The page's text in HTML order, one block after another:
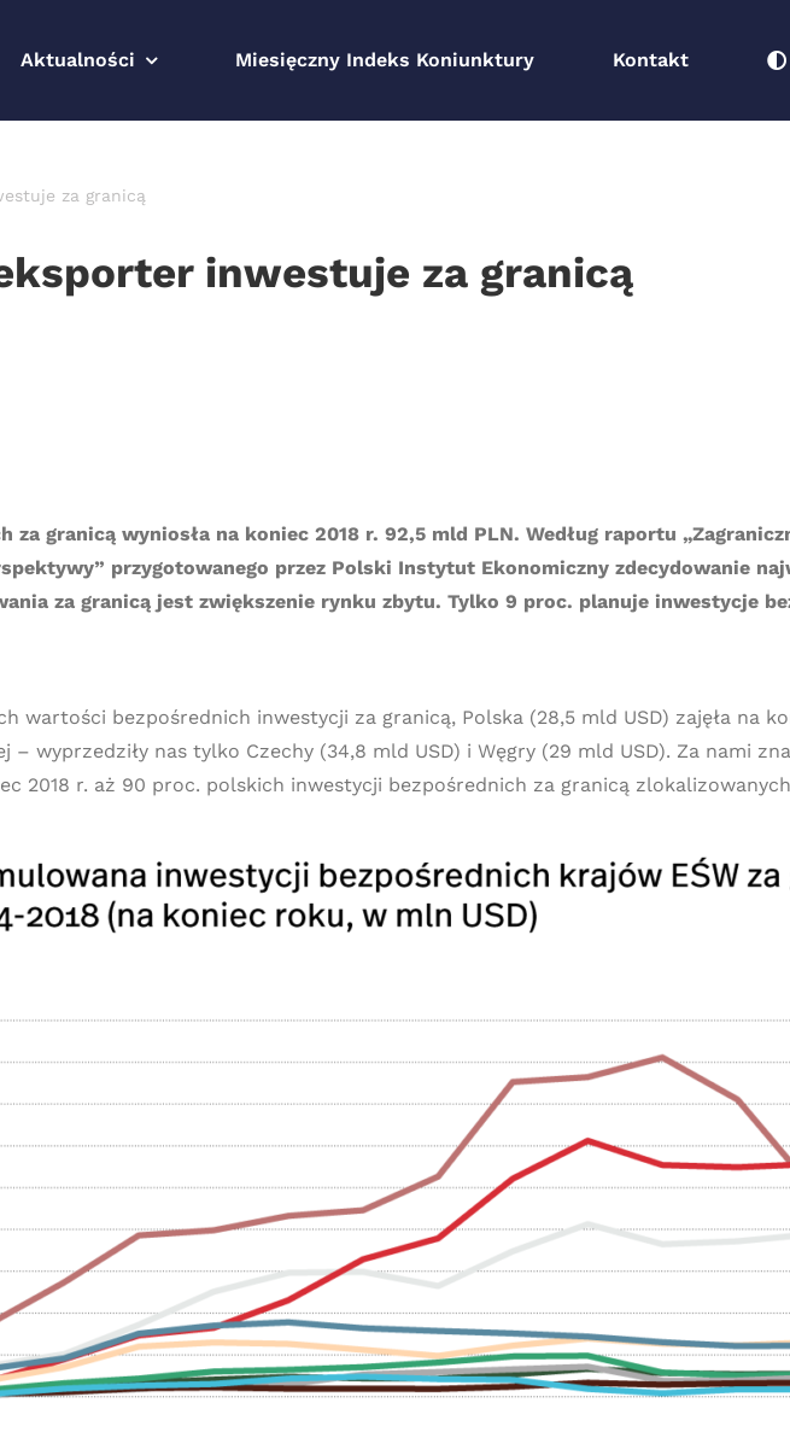
Aktualności Miesięczny Indeks Koniunktury Kontakt
za granicą
inwestuje za granicą
granicą wyniosła na koniec 2018 r. 92,5 mld PLN. Według raportu
przygotowanego przez Polski Instytut Ekonomiczny zdecydowanie
za granicą jest zwiększenie rynku zbytu. Tylko 9 proc. planuje inwestycje
wartości bezpośrednich inwestycji za granicą, Polska (28,5 mld USD) zajęła na
wyprzedziły nas tylko Czechy (34,8 mld USD) i Węgry (29 mld USD). Za nami
2018 r. aż 90 proc. polskich inwestycji bezpośrednich za granicą